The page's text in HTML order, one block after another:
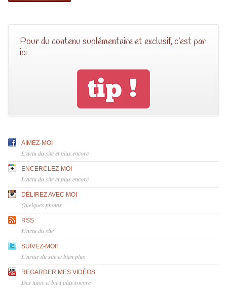
Pour du contenu suplémentaire et exclusif, c’est par
ici
AIMEZ-MOI
L'actu du site et plus encore
ENCERCLEZ-MOI
L'actu du site et plus encore
DÉLIREZ AVEC MOI
Quelques photos
RSS
L'actu du site
SUIVEZ-MOI!
L'actue du site et bien plus
REGARDER MES VIDÉOS
Des tutos et bien plus encore